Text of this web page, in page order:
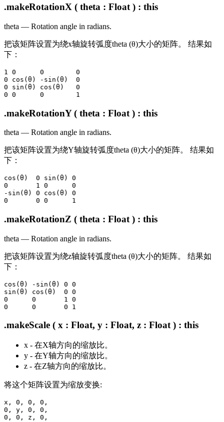
.makeRotationX ( theta : Float ) : this
theta — Rotation angle in radians.
把该矩阵设置为绕x轴旋转弧度theta (θ)大小的矩阵。 结果如
下：
1 0      0        0
0 cos(θ) -sin(θ)  0
0 sin(θ) cos(θ)   0
.makeRotationY ( theta : Float ) : this
theta — Rotation angle in radians.
把该矩阵设置为绕Y轴旋转弧度theta (θ)大小的矩阵。 结果如
下：
cos(θ)  0 sin(θ) 0
0       1 0      0
-sin(θ) 0 cos(θ) 0
.makeRotationZ ( theta : Float ) : this
theta — Rotation angle in radians.
把该矩阵设置为绕z轴旋转弧度theta (θ)大小的矩阵。 结果如
下：
cos(θ) -sin(θ) 0 0
sin(θ) cos(θ)  0 0
0      0       1 0
.makeScale ( x : Float, y : Float, z : Float ) : this
x - 在X轴方向的缩放比。
y - 在Y轴方向的缩放比。
z - 在Z轴方向的缩放比。
将这个矩阵设置为缩放变换:
x, 0, 0, 0,
0, y, 0, 0,
0, 0, z, 0,